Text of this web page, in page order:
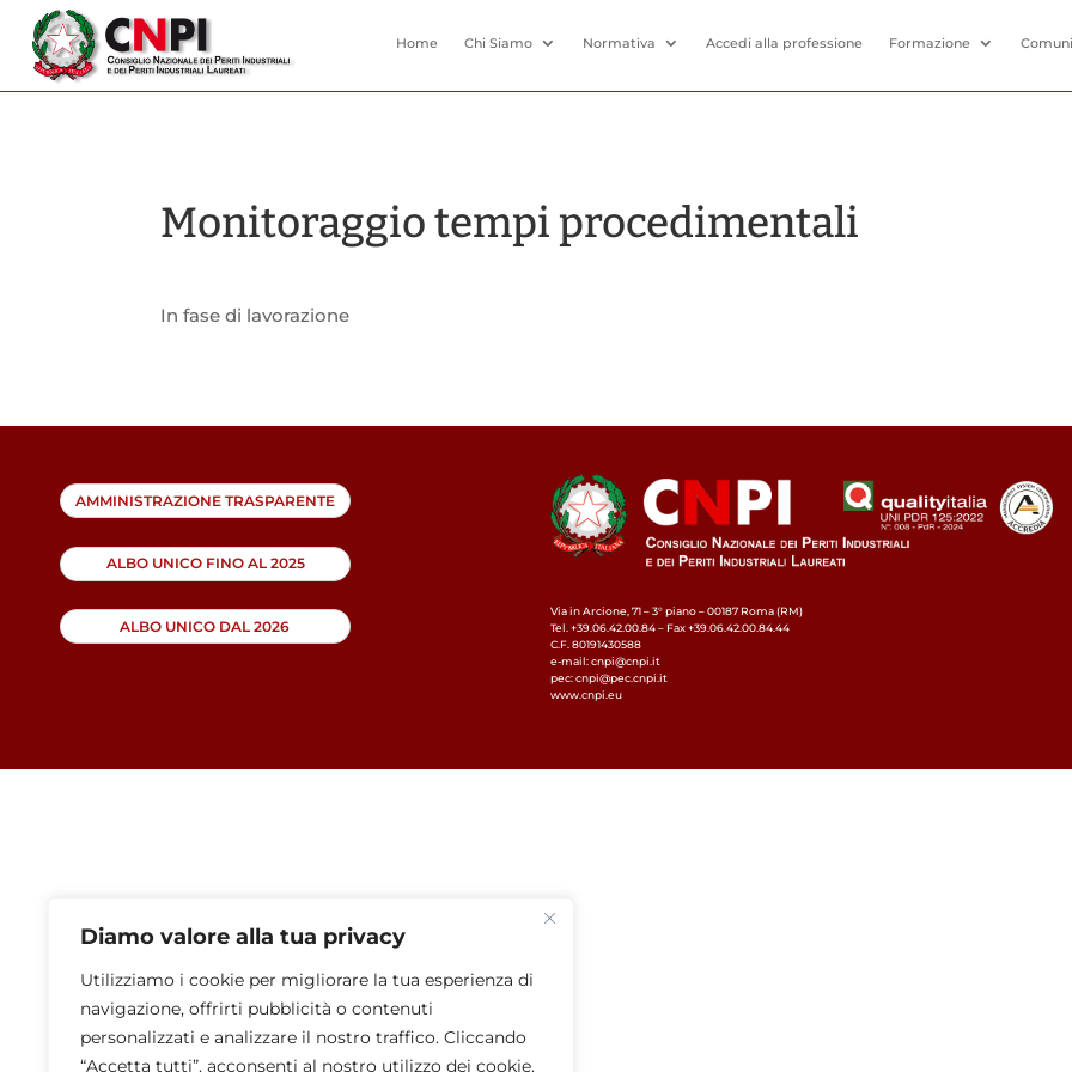
Diamo valore alla tua privacy
Utilizziamo i cookie per migliorare la tua esperienza di
navigazione, offrirti pubblicità o contenuti
personalizzati e analizzare il nostro traffico. Cliccando
“Accetta tutti”, acconsenti al nostro utilizzo dei cookie.
Home Chi Siamo Normativa Accedi alla professione Formazione
Monitoraggio tempi procedimentali
In fase di lavorazione
AMMINISTRAZIONE TRASPARENTE
ALBO UNICO FINO AL 2025
ALBO UNICO DAL 2026
Via in Arcione, 71 – 3° piano – 00187 Roma (RM)
Tel. +39.06.42.00.84 – Fax +39.06.42.00.84.44
C.F. 80191430588
e-mail: cnpi@cnpi.it
pec: cnpi@pec.cnpi.it
www.cnpi.eu